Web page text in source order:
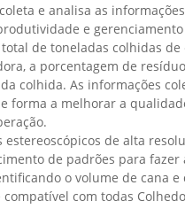
e analisa as
e
de toneladas colhidas de
a porcentagem de
colhida. As informações
forma a melhorar a
de alta
de padrões para
o volume de cana
com todas